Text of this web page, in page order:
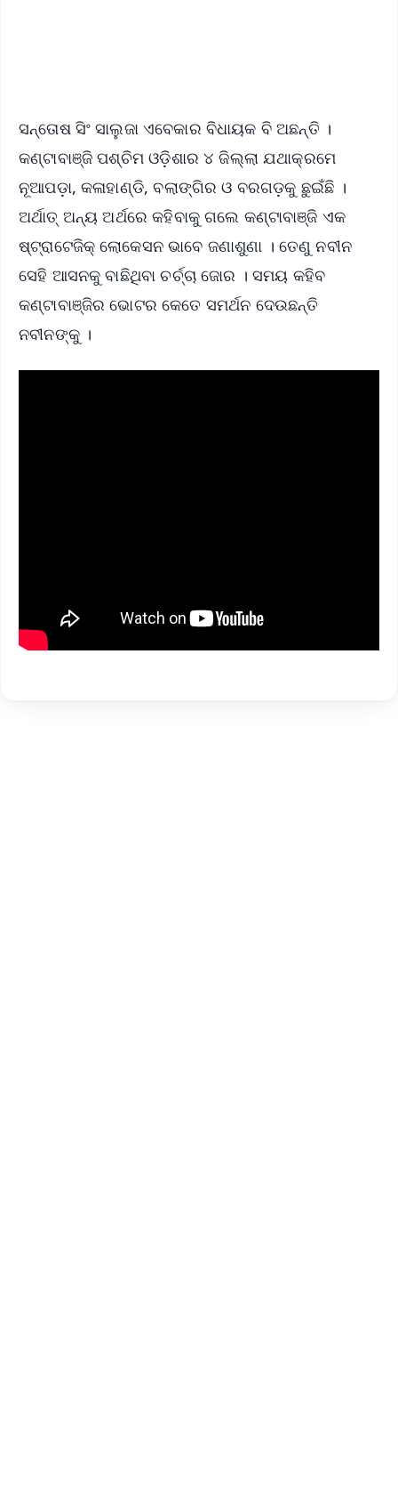
ସନ୍ତୋଷ ସିଂ ସାଲୁଜା ଏବେକାର ବିଧାୟକ ବି ଅଛନ୍ତି ।
କଣ୍ଟାବାଞ୍ଜି ପଶ୍ଚିମ ଓଡ଼ିଶାର ୪ ଜିଲ୍ଲା ଯଥାକ୍ରମେ
ନୂଆପଡ଼ା, କଳାହାଣ୍ଡି, ବଲାଙ୍ଗିର ଓ ବରଗଡ଼କୁ ଛୁଇଁଛି ।
ଅର୍ଥାତ୍ ଅନ୍ୟ ଅର୍ଥରେ କହିବାକୁ ଗଲେ କଣ୍ଟାବାଞ୍ଜି ଏକ
ଷ୍ଟ୍ରାଟେଜିକ୍ ଲୋକେସନ ଭାବେ ଜଣାଶୁଣା । ତେଣୁ ନବୀନ
ସେହି ଆସନକୁ ବାଛିଥିବା ଚର୍ଚ୍ଚା ଜୋର । ସମୟ କହିବ
କଣ୍ଟାବାଞ୍ଜିର ଭୋଟର କେତେ ସମର୍ଥନ ଦେଉଛନ୍ତି
ନବୀନଙ୍କୁ ।